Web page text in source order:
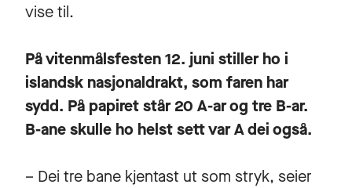
vise til.
På vitenmålsfesten 12. juni stiller ho i
islandsk nasjonaldrakt, som faren har
sydd. På papiret står 20 A-ar og tre B-ar.
B-ane skulle ho helst sett var A dei også.
– Dei tre bane kjentast ut som stryk, seier